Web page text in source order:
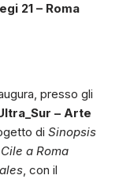
21 – Roma
presso gli
– Arte
di Sinopsis
a Roma
, con il